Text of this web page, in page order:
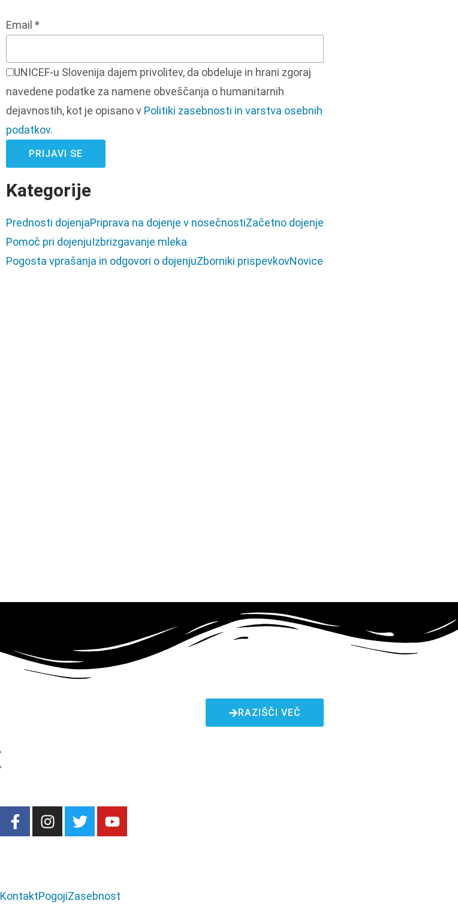
Email *
UNICEF-u Slovenija dajem privolitev, da obdeluje in hrani zgoraj
navedene podatke za namene obveščanja o humanitarnih
dejavnostih, kot je opisano v Politiki zasebnosti in varstva osebnih
podatkov.
PRIJAVI SE
Kategorije
Prednosti dojenjaPriprava na dojenje v nosečnostiZačetno dojenje
Pomoč pri dojenjuIzbrizgavanje mleka
Pogosta vprašanja in odgovori o dojenjuZborniki prispevkovNovice
RAZIŠČI VEČ
KontaktPogojiZasebnost